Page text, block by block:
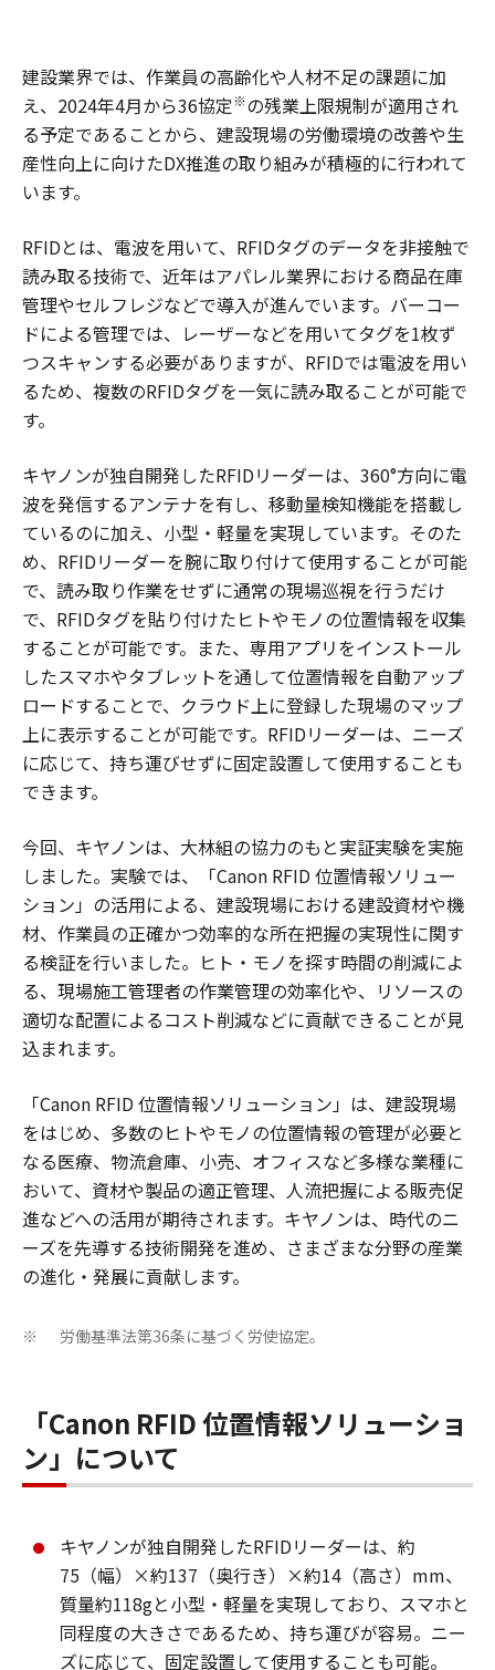
建設業界では、作業員の高齢化や人材不足の課題に加
え、2024年4月から36協定※の残業上限規制が適用され
る予定であることから、建設現場の労働環境の改善や生
産性向上に向けたDX推進の取り組みが積極的に行われて
います。
RFIDとは、電波を用いて、RFIDタグのデータを非接触で
読み取る技術で、近年はアパレル業界における商品在庫
管理やセルフレジなどで導入が進んでいます。バーコー
ドによる管理では、レーザーなどを用いてタグを1枚ず
つスキャンする必要がありますが、RFIDでは電波を用い
るため、複数のRFIDタグを一気に読み取ることが可能で
す。
キヤノンが独自開発したRFIDリーダーは、360°方向に電
波を発信するアンテナを有し、移動量検知機能を搭載し
ているのに加え、小型・軽量を実現しています。そのた
め、RFIDリーダーを腕に取り付けて使用することが可能
で、読み取り作業をせずに通常の現場巡視を行うだけ
で、RFIDタグを貼り付けたヒトやモノの位置情報を収集
することが可能です。また、専用アプリをインストール
したスマホやタブレットを通して位置情報を自動アップ
ロードすることで、クラウド上に登録した現場のマップ
上に表示することが可能です。RFIDリーダーは、ニーズ
に応じて、持ち運びせずに固定設置して使用することも
できます。
今回、キヤノンは、大林組の協力のもと実証実験を実施
しました。実験では、「Canon RFID 位置情報ソリュー
ション」の活用による、建設現場における建設資材や機
材、作業員の正確かつ効率的な所在把握の実現性に関す
る検証を行いました。ヒト・モノを探す時間の削減によ
る、現場施工管理者の作業管理の効率化や、リソースの
適切な配置によるコスト削減などに貢献できることが見
込まれます。
「Canon RFID 位置情報ソリューション」は、建設現場
をはじめ、多数のヒトやモノの位置情報の管理が必要と
なる医療、物流倉庫、小売、オフィスなど多様な業種に
おいて、資材や製品の適正管理、人流把握による販売促
進などへの活用が期待されます。キヤノンは、時代のニ
ーズを先導する技術開発を進め、さまざまな分野の産業
の進化・発展に貢献します。
※ 労働基準法第36条に基づく労使協定。
「Canon RFID 位置情報ソリューショ
ン」について
キヤノンが独自開発したRFIDリーダーは、約
75（幅）×約137（奥行き）×約14（高さ）mm、
質量約118gと小型・軽量を実現しており、スマホと
同程度の大きさであるため、持ち運びが容易。ニー
ズに応じて、固定設置して使用することも可能。